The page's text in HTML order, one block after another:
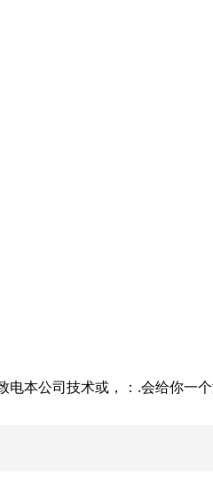
本公司技术或，：.会给你一个